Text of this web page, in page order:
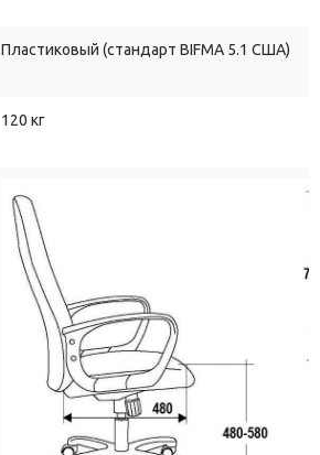
Пластиковый (стандарт BIFMA 5.1 США)
120 кг